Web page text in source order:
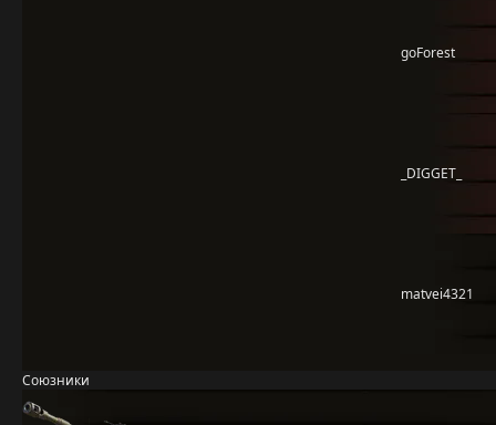
goForest
_DIGGET_
matvei4321
Союзники